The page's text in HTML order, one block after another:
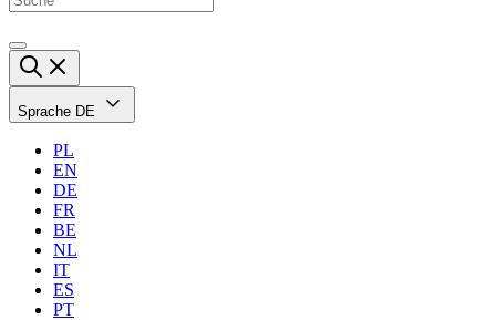
Sprache DE
PL
EN
DE
FR
BE
NL
IT
ES
PT